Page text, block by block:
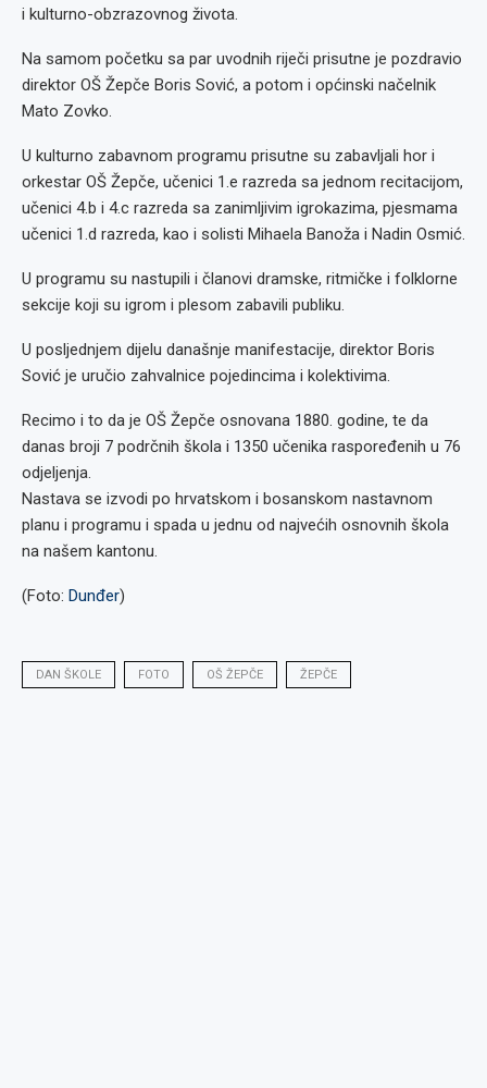
i kulturno-obzrazovnog života.
Na samom početku sa par uvodnih riječi prisutne je pozdravio
direktor OŠ Žepče Boris Sović, a potom i općinski načelnik
Mato Zovko.
U kulturno zabavnom programu prisutne su zabavljali hor i
orkestar OŠ Žepče, učenici 1.e razreda sa jednom recitacijom,
učenici 4.b i 4.c razreda sa zanimljivim igrokazima, pjesmama
učenici 1.d razreda, kao i solisti Mihaela Banoža i Nadin Osmić.
U programu su nastupili i članovi dramske, ritmičke i folklorne
sekcije koji su igrom i plesom zabavili publiku.
U posljednjem dijelu današnje manifestacije, direktor Boris
Sović je uručio zahvalnice pojedincima i kolektivima.
Recimo i to da je OŠ Žepče osnovana 1880. godine, te da
danas broji 7 podrčnih škola i 1350 učenika raspoređenih u 76
odjeljenja.
Nastava se izvodi po hrvatskom i bosanskom nastavnom
planu i programu i spada u jednu od najvećih osnovnih škola
na našem kantonu.
(Foto: Dunđer)
DAN ŠKOLE FOTO OŠ ŽEPČE ŽEPČE